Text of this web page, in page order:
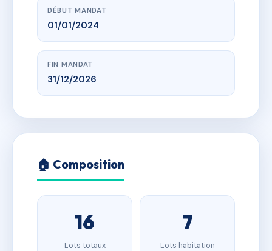
DÉBUT MANDAT
01/01/2024
FIN MANDAT
31/12/2026
🏠 Composition
16
Lots totaux
7
Lots habitation